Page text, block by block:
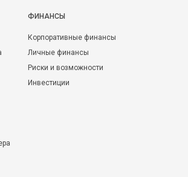
ФИНАНСЫ
Корпоративные финансы
Личные финансы
Риски и возможности
Инвестиции